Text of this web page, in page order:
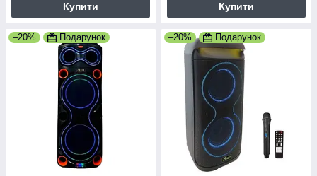
Купити Купити
–20% Подарунок –20% Подарунок